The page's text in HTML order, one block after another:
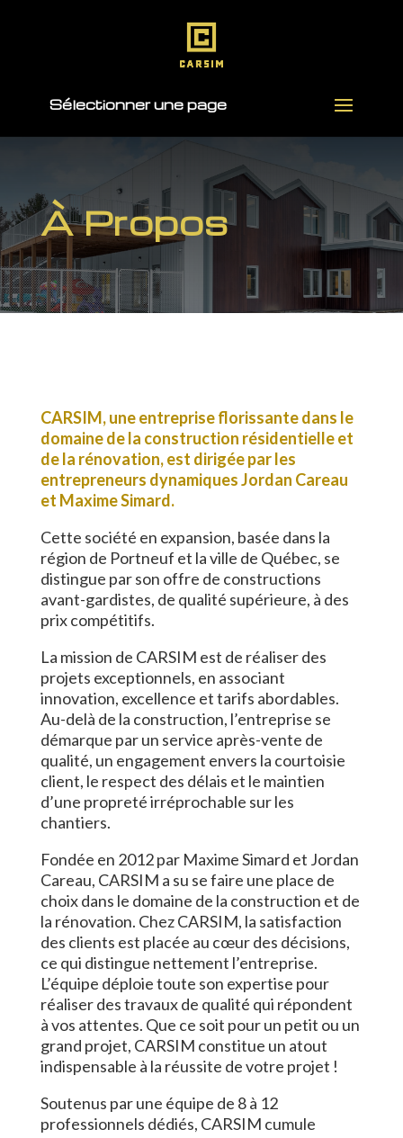
Sélectionner une page
À Propos
CARSIM, une entreprise florissante dans le
domaine de la construction résidentielle et
de la rénovation, est dirigée par les
entrepreneurs dynamiques Jordan Careau
et Maxime Simard.
Cette société en expansion, basée dans la
région de Portneuf et la ville de Québec, se
distingue par son offre de constructions
avant-gardistes, de qualité supérieure, à des
prix compétitifs.
La mission de CARSIM est de réaliser des
projets exceptionnels, en associant
innovation, excellence et tarifs abordables.
Au-delà de la construction, l’entreprise se
démarque par un service après-vente de
qualité, un engagement envers la courtoisie
client, le respect des délais et le maintien
d’une propreté irréprochable sur les
chantiers.
Fondée en 2012 par Maxime Simard et Jordan
Careau, CARSIM a su se faire une place de
choix dans le domaine de la construction et de
la rénovation. Chez CARSIM, la satisfaction
des clients est placée au cœur des décisions,
ce qui distingue nettement l’entreprise.
L’équipe déploie toute son expertise pour
réaliser des travaux de qualité qui répondent
à vos attentes. Que ce soit pour un petit ou un
grand projet, CARSIM constitue un atout
indispensable à la réussite de votre projet !
Soutenus par une équipe de 8 à 12
professionnels dédiés, CARSIM cumule